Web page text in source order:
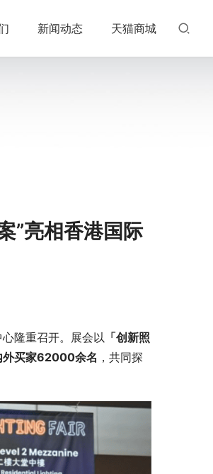
新闻动态 天猫商城
”亮相香港国际
隆重召开。展会以 「创新照
外买家62000余名 ，共同探